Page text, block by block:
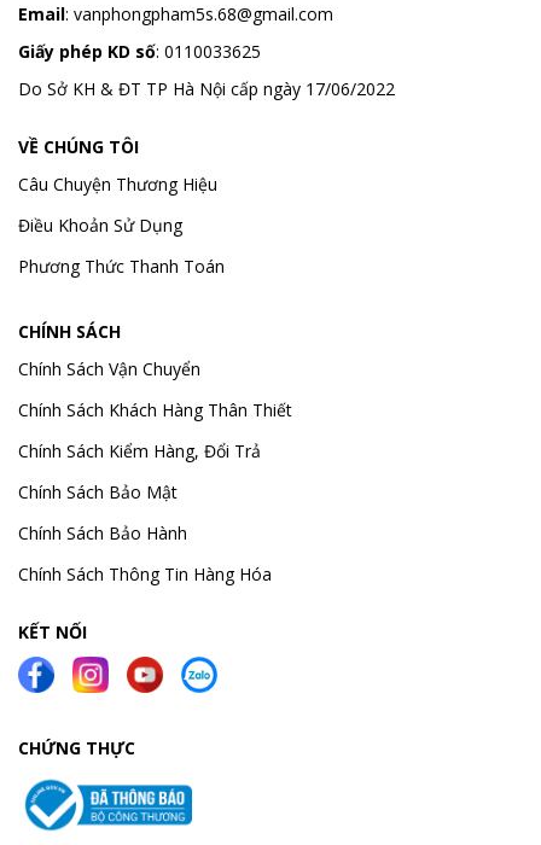
Email: vanphongpham5s.68@gmail.com
Giấy phép KD số: 0110033625
Do Sở KH & ĐT TP Hà Nội cấp ngày 17/06/2022
VỀ CHÚNG TÔI
Câu Chuyện Thương Hiệu
Điều Khoản Sử Dụng
Phương Thức Thanh Toán
CHÍNH SÁCH
Chính Sách Vận Chuyển
Chính Sách Khách Hàng Thân Thiết
Chính Sách Kiểm Hàng, Đổi Trả
Chính Sách Bảo Mật
Chính Sách Bảo Hành
Chính Sách Thông Tin Hàng Hóa
KẾT NỐI
CHỨNG THỰC